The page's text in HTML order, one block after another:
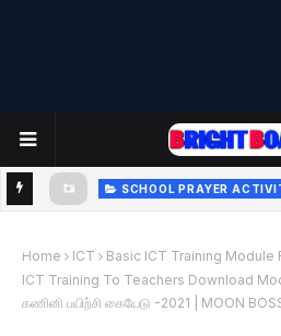
SCHOOL PRAYER
- 22.07.2025 | பள்ளி காலை
www.brightboard.net | MOON
Home ICT
Basic ICT Training Module
ICT Training To Teachers Download
கணினி பயிற்சி கையேடு -2021 | MOON